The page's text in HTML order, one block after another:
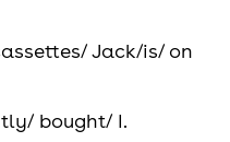
Jack/is/ on
bought/ I.